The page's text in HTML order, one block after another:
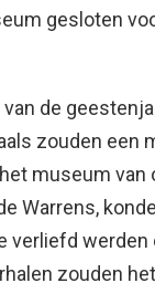
gesloten
de
zouden een
museum
Warrens,
verliefd werden
zouden